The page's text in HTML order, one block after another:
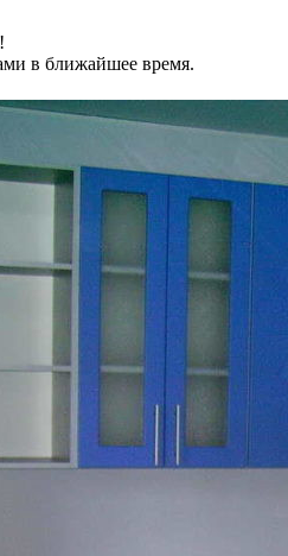
в ближайшее время.